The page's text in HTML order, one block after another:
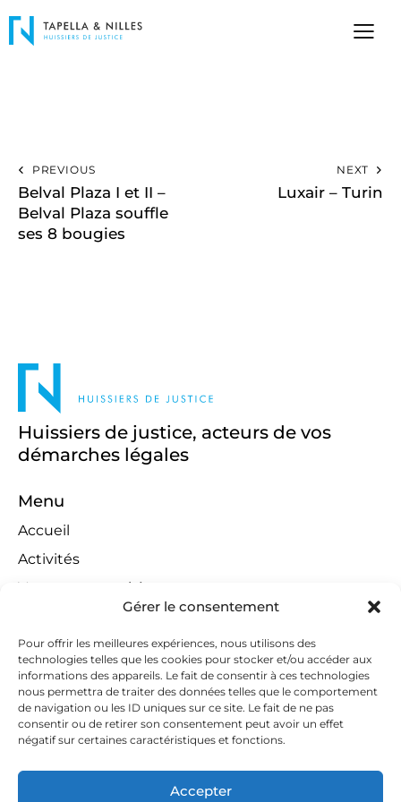
Gérer le consentement
Pour offrir les meilleures expériences, nous utilisons des
technologies telles que les cookies pour stocker et/ou accéder aux
informations des appareils. Le fait de consentir à ces technologies
nous permettra de traiter des données telles que le comportement
de navigation ou les ID uniques sur ce site. Le fait de ne pas
consentir ou de retirer son consentement peut avoir un effet
négatif sur certaines caractéristiques et fonctions.
Accepter
PREVIOUS
Belval Plaza I et II –
Belval Plaza souffle
ses 8 bougies
NEXT
Luxair – Turin
Huissiers de justice, acteurs de vos
démarches légales
Menu
Accueil
Activités
Ventes aux enchères
Compétences territoriales
Jeux concours
Liens
Contact
Contactez-nous